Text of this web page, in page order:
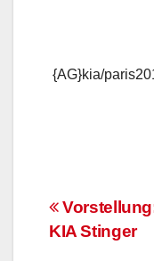
{AG}kia/
KIA Stinger